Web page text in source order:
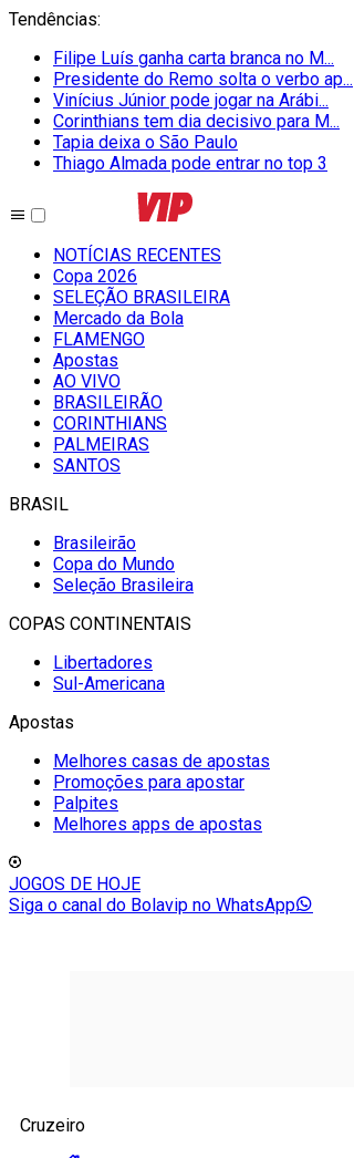
Tendências:
Filipe Luís ganha carta branca no M...
Presidente do Remo solta o verbo ap...
Vinícius Júnior pode jogar na Arábi...
Corinthians tem dia decisivo para M...
Tapia deixa o São Paulo
Thiago Almada pode entrar no top 3
NOTÍCIAS RECENTES
Copa 2026
SELEÇÃO BRASILEIRA
Mercado da Bola
FLAMENGO
Apostas
AO VIVO
BRASILEIRÃO
CORINTHIANS
PALMEIRAS
SANTOS
BRASIL
Brasileirão
Copa do Mundo
Seleção Brasileira
COPAS CONTINENTAIS
Libertadores
Sul-Americana
Apostas
Melhores casas de apostas
Promoções para apostar
Palpites
Melhores apps de apostas
JOGOS DE HOJE
Siga o canal do Bolavip no WhatsApp
Cruzeiro